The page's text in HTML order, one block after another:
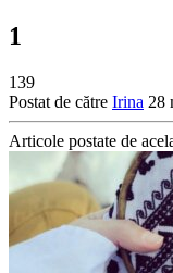
1
139
Postat de către Irina 28
Articole postate de